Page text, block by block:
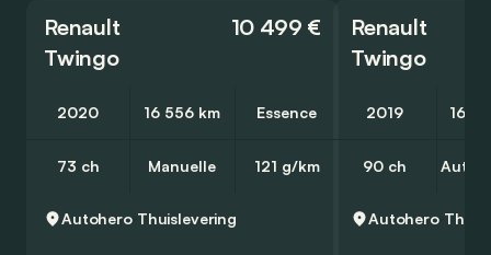
Renault
Twingo
10 499 €
2020 16 556 km Essence
73 ch Manuelle 121 g/km
Autohero Thuislevering
Renault
Twingo
2019 16
90 ch
Autohero